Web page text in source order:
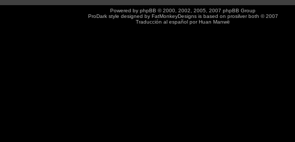
Powered by phpBB © 2000, 2002, 2005, 2007 phpBB Group
ProDark style designed by FatMonkeyDesignsis based on prosilverboth © 2007
Traducción al español porHuan Manwë